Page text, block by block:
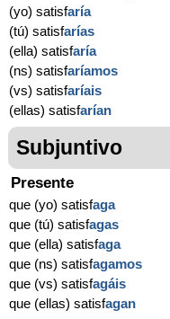
(yo) satisfaría
(tú) satisfarías
(ella) satisfaría
(ns) satisfaríamos
(vs) satisfaríais
(ellas) satisfarían
Subjuntivo
Presente
que (yo) satisfaga
que (tú) satisfagas
que (ella) satisfaga
que (ns) satisfagamos
que (vs) satisfagáis
que (ellas) satisfagan